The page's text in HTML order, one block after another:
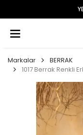
Markalar
BERRAK
1017 Berrak Renkli